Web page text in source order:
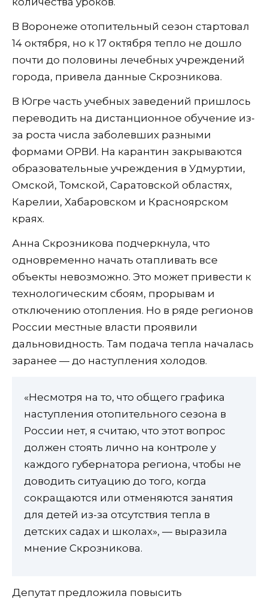
В Воронеже отопительный сезон стартовал
14 октября, но к 17 октября тепло не дошло
почти до половины лечебных учреждений
города, привела данные Скрозникова.
В Югре часть учебных заведений пришлось
переводить на дистанционное обучение из-
за роста числа заболевших разными
формами ОРВИ. На карантин закрываются
образовательные учреждения в Удмуртии,
Омской, Томской, Саратовской областях,
Карелии, Хабаровском и Красноярском
краях.
Анна Скрозникова подчеркнула, что
одновременно начать отапливать все
объекты невозможно. Это может привести к
технологическим сбоям, прорывам и
отключению отопления. Но в ряде регионов
России местные власти проявили
дальновидность. Там подача тепла началась
заранее — до наступления холодов.
«Несмотря на то, что общего графика
наступления отопительного сезона в
России нет, я считаю, что этот вопрос
должен стоять лично на контроле у
каждого губернатора региона, чтобы не
доводить ситуацию до того, когда
сокращаются или отменяются занятия
для детей из-за отсутствия тепла в
детских садах и школах», — выразила
мнение Скрозникова.
Депутат предложила повысить